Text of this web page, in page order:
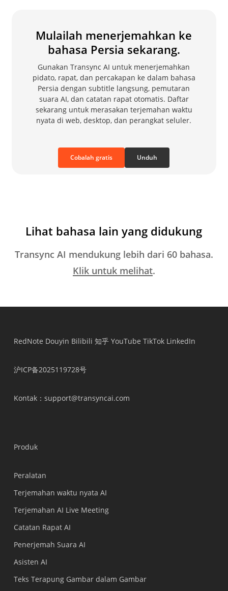
Mulailah menerjemahkan ke
bahasa Persia sekarang.
Gunakan Transync AI untuk menerjemahkan
pidato, rapat, dan percakapan ke dalam bahasa
Persia dengan subtitle langsung, pemutaran
suara AI, dan catatan rapat otomatis. Daftar
sekarang untuk merasakan terjemahan waktu
nyata di web, desktop, dan perangkat seluler.
Cobalah gratis Unduh
Lihat bahasa lain yang didukung
Transync AI mendukung lebih dari 60 bahasa.
Klik untuk melihat.
RedNote Douyin Bilibili 知乎 YouTube TikTok LinkedIn
沪ICP备2025119728号
Kontak：support@transyncai.com
Produk
Peralatan
Terjemahan waktu nyata AI
Terjemahan AI Live Meeting
Catatan Rapat AI
Penerjemah Suara AI
Asisten AI
Teks Terapung Gambar dalam Gambar